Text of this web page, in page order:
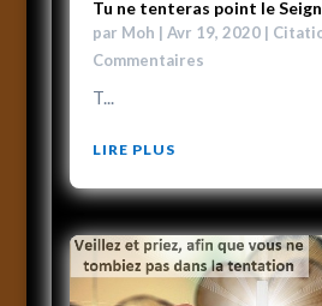
Tu ne tenteras point le
par Moh | Avr 19, 2020|
Commentaires
T...
LIRE PLUS